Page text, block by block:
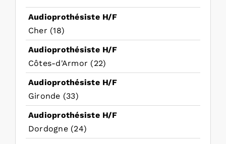
Audioprothésiste H/F
Cher (18)
Audioprothésiste H/F
Côtes-d'Armor (22)
Audioprothésiste H/F
Gironde (33)
Audioprothésiste H/F
Dordogne (24)